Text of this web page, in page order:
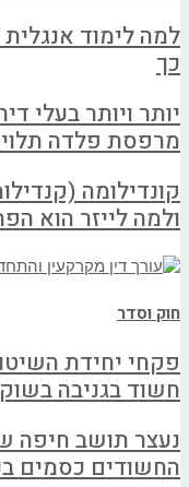
למה לימוד אנגלית
כך
יותר ויותר בעלי
מרפסת פלדה
קונדילומה
ולמה לייזר הוא
חוק וסדר
פקחי יחידת
חשוד בגניבה
נעצר תושב חיפה
החשודים כסמים